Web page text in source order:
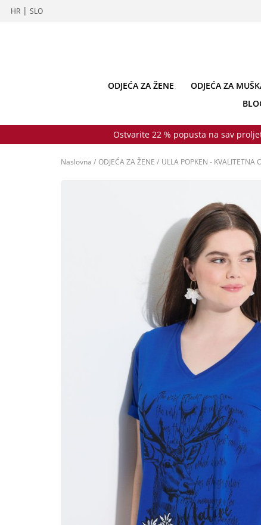
HR | SLO
ODJEĆA ZA ŽENE ODJEĆA ZA
Ostvarite 22 % popusta na sav
Naslovna / ODJEĆA ZA ŽENE / ULLA POPKEN - KVALITETNA